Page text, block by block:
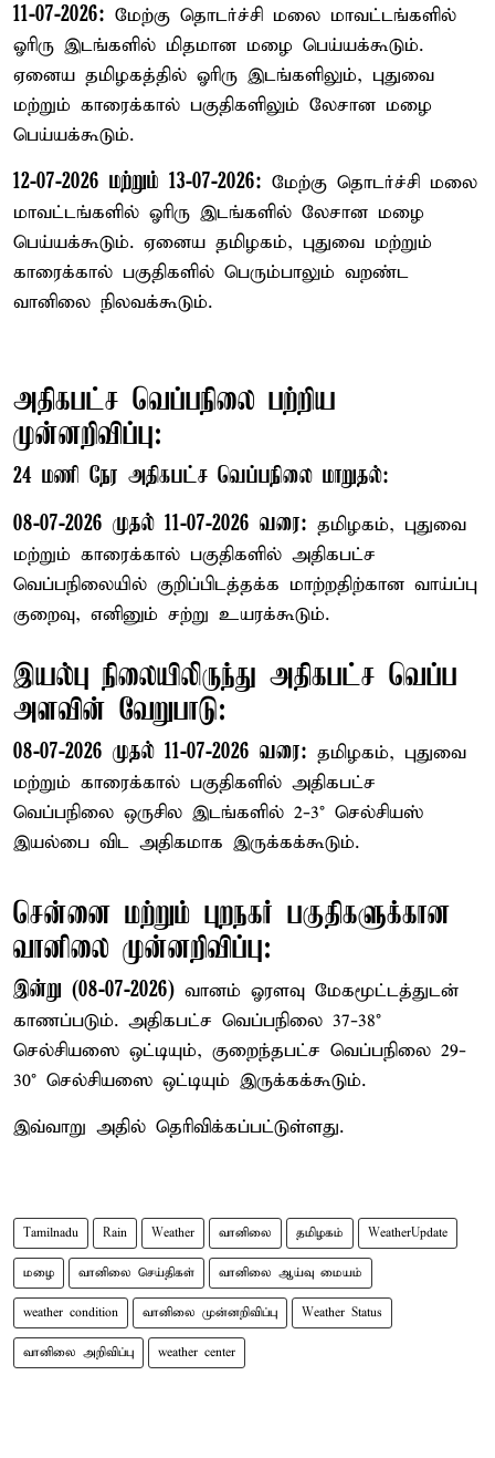
11-07-2026: மேற்கு தொடர்ச்சி மலை மாவட்டங்களில்
ஓரிரு இடங்களில் மிதமான மழை பெய்யக்கூடும்.
ஏனைய தமிழகத்தில் ஓரிரு இடங்களிலும், புதுவை
மற்றும் காரைக்கால் பகுதிகளிலும் லேசான மழை
பெய்யக்கூடும்.
12-07-2026 மற்றும் 13-07-2026: மேற்கு தொடர்ச்சி மலை
மாவட்டங்களில் ஓரிரு இடங்களில் லேசான மழை
பெய்யக்கூடும். ஏனைய தமிழகம், புதுவை மற்றும்
காரைக்கால் பகுதிகளில் பெரும்பாலும் வறண்ட
வானிலை நிலவக்கூடும்.
அதிகபட்ச வெப்பநிலை பற்றிய
முன்னறிவிப்பு:
24 மணி நேர அதிகபட்ச வெப்பநிலை மாறுதல்:
08-07-2026 முதல் 11-07-2026 வரை: தமிழகம், புதுவை
மற்றும் காரைக்கால் பகுதிகளில் அதிகபட்ச
வெப்பநிலையில் குறிப்பிடத்தக்க மாற்றதிற்கான வாய்ப்பு
குறைவு, எனினும் சற்று உயரக்கூடும்.
இயல்பு நிலையிலிருந்து அதிகபட்ச வெப்ப
அளவின் வேறுபாடு:
08-07-2026 முதல் 11-07-2026 வரை: தமிழகம், புதுவை
மற்றும் காரைக்கால் பகுதிகளில் அதிகபட்ச
வெப்பநிலை ஒருசில இடங்களில் 2-3° செல்சியஸ்
இயல்பை விட அதிகமாக இருக்கக்கூடும்.
சென்னை மற்றும் புறநகர் பகுதிகளுக்கான
வானிலை முன்னறிவிப்பு:
இன்று (08-07-2026) வானம் ஓரளவு மேகமூட்டத்துடன்
காணப்படும். அதிகபட்ச வெப்பநிலை 37-38°
செல்சியஸை ஒட்டியும், குறைந்தபட்ச வெப்பநிலை 29-
30° செல்சியஸை ஒட்டியும் இருக்கக்கூடும்.
இவ்வாறு அதில் தெரிவிக்கப்பட்டுள்ளது.
Tamilnadu Rain Weather வானிலை தமிழகம் WeatherUpdate
மழை வானிலை செய்திகள் வானிலை ஆய்வு மையம்
weather condition வானிலை முன்னறிவிப்பு Weather Status
வானிலை அறிவிப்பு weather center